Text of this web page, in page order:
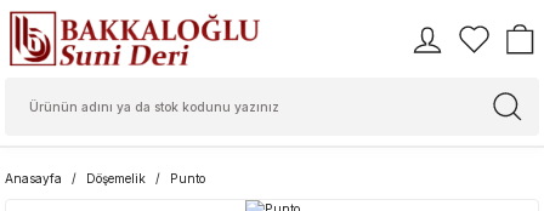
Anasayfa Döşemelik Punto